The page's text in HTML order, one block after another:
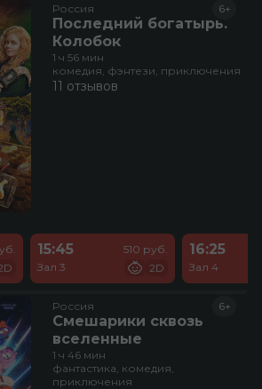
Россия
Последний богатырь.
Колобок
6+
1 ч 56 мин
комедия, фэнтези, приключения
11 отзывов
15:45
Зал 3
510 руб.
2D
16:25
Зал 4
Россия
Смешарики сквозь
вселенные
6+
1 ч 46 мин
фантастика, комедия,
приключения